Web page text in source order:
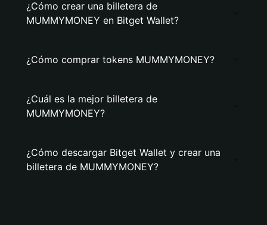
¿Cómo crear una billetera de
MUMMYMONEY en Bitget Wallet?
¿Cómo comprar tokens MUMMYMONEY?
¿Cuál es la mejor billetera de
MUMMYMONEY?
¿Cómo descargar Bitget Wallet y crear una
billetera de MUMMYMONEY?